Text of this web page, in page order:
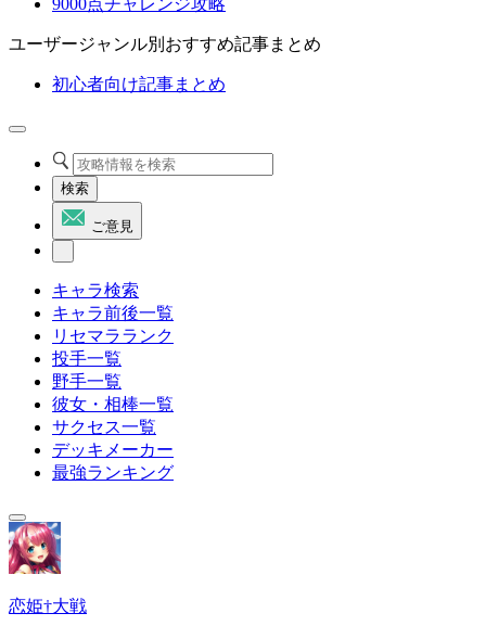
9000点チャレンジ攻略
ユーザージャンル別おすすめ記事まとめ
初心者向け記事まとめ
検索
ご意見
キャラ検索
キャラ前後一覧
リセマラランク
投手一覧
野手一覧
彼女・相棒一覧
サクセス一覧
デッキメーカー
最強ランキング
恋姫†大戦